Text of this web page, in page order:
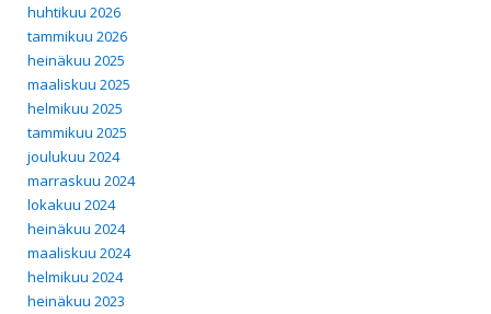
huhtikuu 2026
tammikuu 2026
heinäkuu 2025
maaliskuu 2025
helmikuu 2025
tammikuu 2025
joulukuu 2024
marraskuu 2024
lokakuu 2024
heinäkuu 2024
maaliskuu 2024
helmikuu 2024
heinäkuu 2023